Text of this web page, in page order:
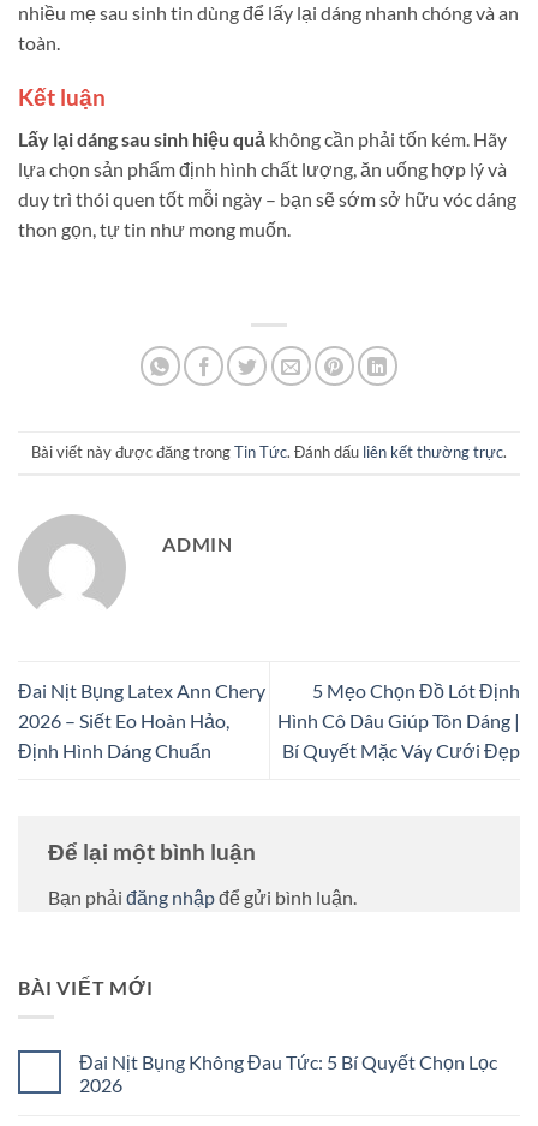
nhiều mẹ sau sinh tin dùng để lấy lại dáng nhanh chóng và an
toàn.
Kết luận
Lấy lại dáng sau sinh hiệu quả không cần phải tốn kém. Hãy
lựa chọn sản phẩm định hình chất lượng, ăn uống hợp lý và
duy trì thói quen tốt mỗi ngày – bạn sẽ sớm sở hữu vóc dáng
thon gọn, tự tin như mong muốn.
Bài viết này được đăng trongTin Tức. Đánh dấu liên kết thường trực.
ADMIN
Đai Nịt Bụng Latex Ann Chery
2026 – Siết Eo Hoàn Hảo,
Định Hình Dáng Chuẩn
5 Mẹo Chọn Đồ Lót Định
Hình Cô Dâu Giúp Tôn Dáng |
Bí Quyết Mặc Váy Cưới Đẹp
Để lại một bình luận
Bạn phải đăng nhậpđể gửi bình luận.
BÀI VIẾT MỚI
Đai Nịt Bụng Không Đau Tức: 5 Bí Quyết Chọn Lọc
2026